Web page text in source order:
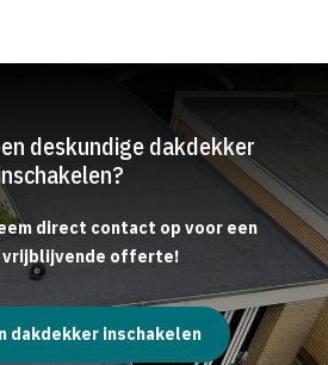
deskundige dakdekker
direct contact op voor een
vrijblijvende offerte!
dakdekker inschakelen